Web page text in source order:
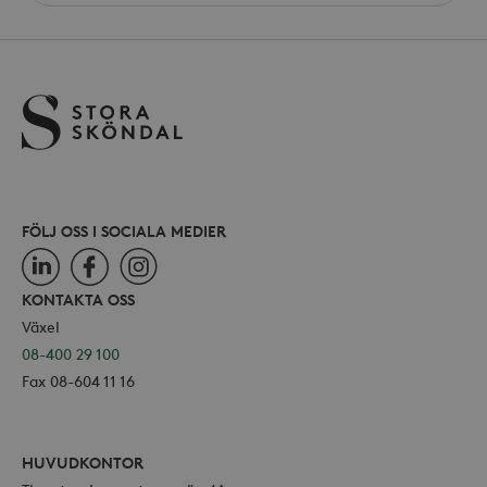
FÖLJ OSS I SOCIALA MEDIER
LinkedInFacebookInstagram
KONTAKTA OSS
Växel
08-400 29 100
Fax 08-604 11 16
HUVUDKONTOR
_hjAbsoluteSessionInProgress
Namn